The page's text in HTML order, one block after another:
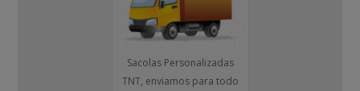
Sacolas Personalizadas
TNT, enviamos para todo